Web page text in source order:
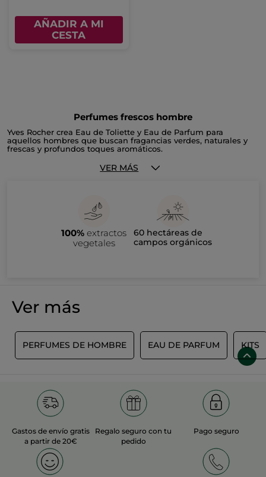
AÑADIR A MI
CESTA
Perfumes frescos hombre
Yves Rocher crea Eau de Toliette y Eau de Parfum para
aquellos hombres que buscan fragancias verdes, naturales y
frescas y profundos toques aromáticos.
VER MÁS
100% extractos
vegetales
60 hectáreas de
campos orgánicos
Ver más
PERFUMES DE HOMBRE EAU DE PARFUM KITS
Gastos de envío gratis
a partir de 20€
Regalo seguro con tu
pedido
Pago seguro